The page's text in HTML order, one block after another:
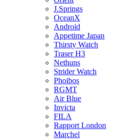
J.Springs
OceanX
Android
Appetime Japan
Thirsty Watch
Traser H3
Nethuns
Strider Watch
Phoibos
RGMT
Air Blue
Invicta
FILA
Rapport London
Marchel